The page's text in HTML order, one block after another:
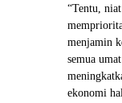
“Tentu,
menjamin
semua
ekonomi